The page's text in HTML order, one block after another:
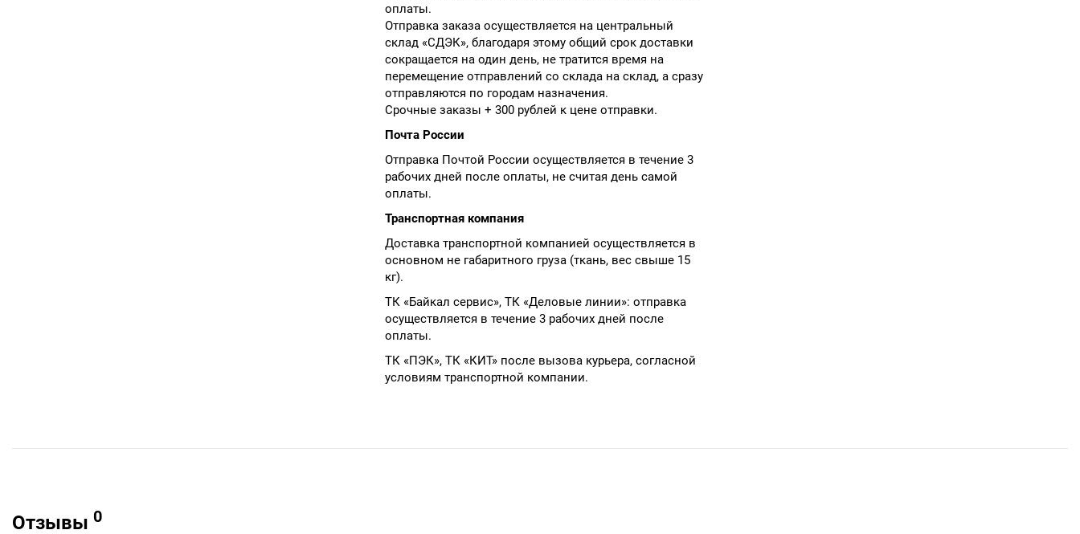
оплаты.
Отправка заказа осуществляется на центральный
склад «СДЭК», благодаря этому общий срок доставки
сокращается на один день, не тратится время на
перемещение отправлений со склада на склад, а сразу
отправляются по городам назначения.
Срочные заказы + 300 рублей к цене отправки.
Почта России
Отправка Почтой России осуществляется в течение 3
рабочих дней после оплаты, не считая день самой
оплаты.
Транспортная компания
Доставка транспортной компанией осуществляется в
основном не габаритного груза (ткань, вес свыше 15
кг).
ТК «Байкал сервис», ТК «Деловые линии»: отправка
осуществляется в течение 3 рабочих дней после
оплаты.
ТК «ПЭК», ТК «КИТ» после вызова курьера, согласной
условиям транспортной компании.
Отзывы 0